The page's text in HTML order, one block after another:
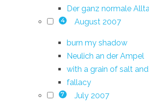
Der ganz normale
4 August 2007
burn my shadow
Neulich an der Ampel
with a grain of salt
fallacy
7 July 2007